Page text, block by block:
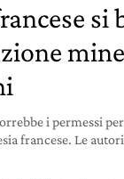
si
i permessi
francese. Le